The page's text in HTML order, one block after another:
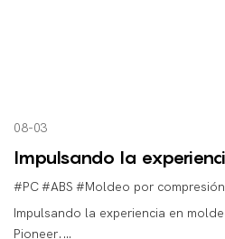
08-03
Impulsando la
compresión con Pioneer.
#PC#ABS #Moldeo por compresión
Impulsando la experiencia en
Pioneer.